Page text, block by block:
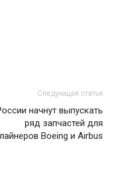
Следующая статья
начнут выпускать
ряд запчастей для
Boeing и Airbus